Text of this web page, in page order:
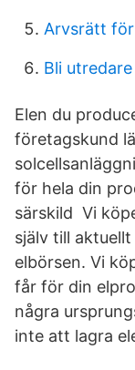
Arvsrätt
Bli
Elen du
företagskund
för hela din
särskild Vi
själv till
elbörsen. Vi
får för din
några
inte att lagra